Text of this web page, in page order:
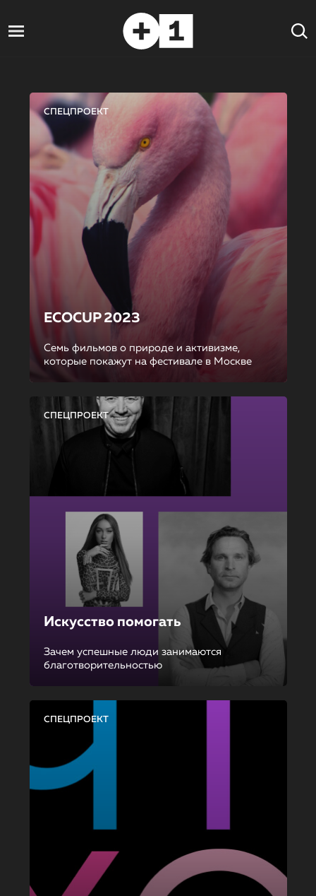
СПЕЦПРОЕКТ
ECOCUP 2023
Семь фильмов о природе и активизме,
которые покажут на фестивале в Москве
СПЕЦПРОЕКТ
Искусство помогать
Зачем успешные люди занимаются
благотворительностью
СПЕЦПРОЕКТ